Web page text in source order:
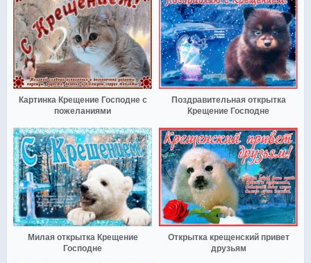
Картинка Крещение Господне с
пожеланиями
Поздравительная открытка
Крещение Господне
Милая открытка Крещение
Господне
Открытка крещенский привет
друзьям